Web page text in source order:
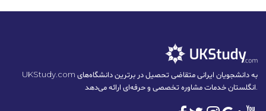
UKStudy.com به دانشجویان ایرانی متقاضی تحصیل در برترین دانشگاه‌های